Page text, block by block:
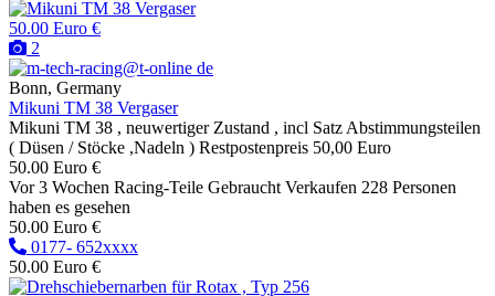
50.00 Euro €
2
Bonn, Germany
Mikuni TM 38 Vergaser
Mikuni TM 38 , neuwertiger Zustand , incl Satz Abstimmungsteilen
( Düsen / Stöcke ,Nadeln ) Restpostenpreis 50,00 Euro
50.00 Euro €
Vor 3 Wochen Racing-Teile Gebraucht Verkaufen 228 Personen
haben es gesehen
50.00 Euro €
0177- 652xxxx
50.00 Euro €